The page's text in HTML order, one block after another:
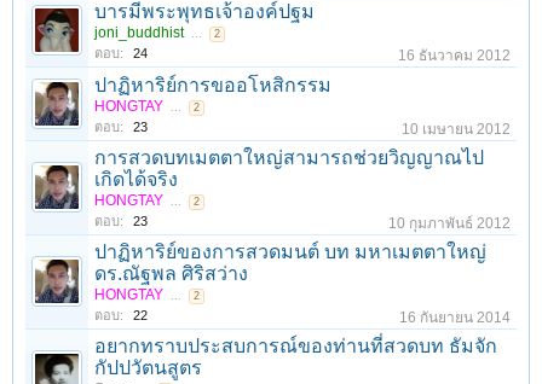
บารมีพระพุทธเจ้าองค์ปฐม
joni_buddhist ... 2
ตอบ: 24 16 ธันวาคม 2012
ปาฏิหาริย์การขออโหสิกรรม
HONGTAY ... 2
ตอบ: 23 10 เมษายน 2012
การสวดบทเมตตาใหญ่สามารถช่วยวิญญาณไป
เกิดได้จริง
HONGTAY ... 2
ตอบ: 23 10 กุมภาพันธ์ 2012
ปาฏิหาริย์ของการสวดมนต์ บท มหาเมตตาใหญ่
ดร.ณัฐพล ศิริสว่าง
HONGTAY ... 2
ตอบ: 22 16 กันยายน 2014
อยากทราบประสบการณ์ของท่านที่สวดบท ธัมจัก
กัปปวัตนสูตร